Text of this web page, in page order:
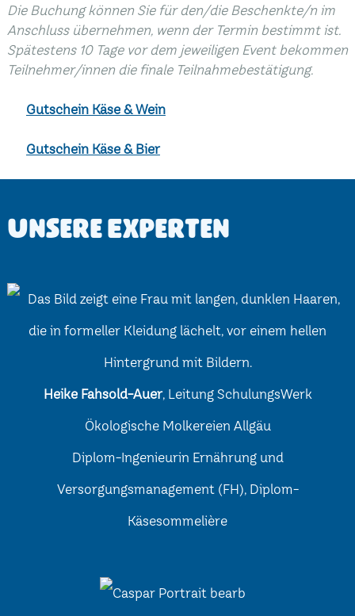
Die Buchung können Sie für den/die Beschenkte/n im
Anschluss übernehmen, wenn der Termin bestimmt ist.
Spätestens 10 Tage vor dem jeweiligen Event bekommen
Teilnehmer/innen die finale Teilnahmebestätigung.
Gutschein Käse & Wein
Gutschein Käse & Bier
Unsere Experten
Heike Fahsold-Auer, Leitung SchulungsWerk
Ökologische Molkereien Allgäu
Diplom-Ingenieurin Ernährung und
Versorgungsmanagement (FH), Diplom-
Käsesommelière